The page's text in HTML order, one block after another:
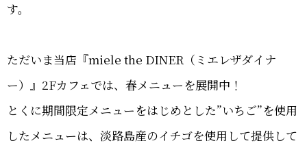
す。
ただいま当店『miele the DINER（ミエレザダイナ
ー）』2Fカフェでは、春メニューを展開中！
とくに期間限定メニューをはじめとした”いちご”を使用
したメニューは、淡路島産のイチゴを使用して提供して